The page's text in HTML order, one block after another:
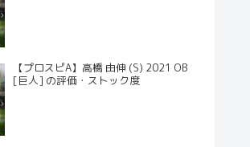
【プロスピA】高橋 由伸 (S) 2021 OB
[巨人] の評価・ストック度